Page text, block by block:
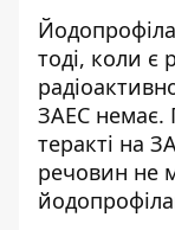
тоді, коли є
ЗАЕС немає.
теракті на
речовин не